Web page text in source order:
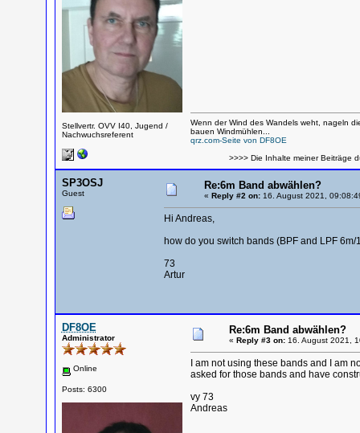
Stellvertr. OVV I40, Jugend /
Nachwuchsreferent
Wenn der Wind des Wandels weht, nageln
bauen Windmühlen...
qrz.com-Seite von DF8OE
>>>> Die Inhalte meiner Beiträge
SP3OSJ
Guest
Re:6m Band abwählen?
« Reply #2 on:16. August 2021,
Hi Andreas,
how do you switch bands (BPF and LPF
73
Artur
DF8OE
Administrator
Online
Posts: 6300
Re:6m Band abwählen?
« Reply #3 on:16. August 2021,
I am not using these bands and I am
asked for those bands and have
vy 73
Andreas